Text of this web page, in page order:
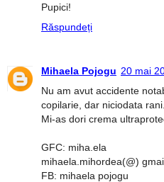
Pupici!
Răspundeți
Mihaela Pojogu 20 mai
Nu am avut accidente
copilarie, dar niciodata rani.
Mi-as dori crema
GFC: miha.ela
mihaela.mihordea(@)
FB: mihaela pojogu